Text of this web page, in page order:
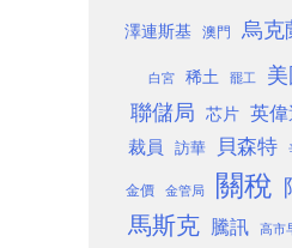
澤連斯基 澳門 烏克
白宮 稀土 罷工
聯儲局 芯片 英
裁員 訪華 貝森特
金價 金管局 關稅
馬斯克 騰訊 高市